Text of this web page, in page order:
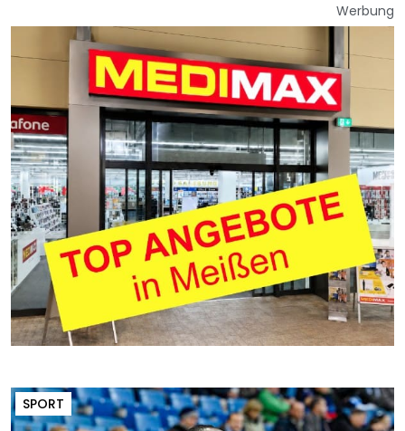
Werbung
SPORT